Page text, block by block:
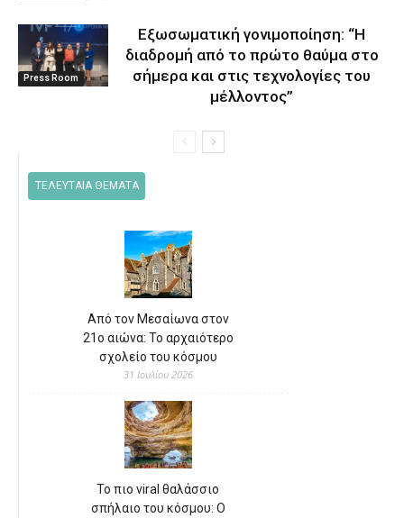
Press Room
Eξωσωματική γονιμοποίηση: “Η
διαδρομή από το πρώτο θαύμα στο
σήμερα και στις τεχνολογίες του
μέλλοντος’’
ΤΕΛΕΥΤΑΙΑ ΘΕΜΑΤΑ
Από τον Μεσαίωνα στον
21ο αιώνα: Το αρχαιότερο
σχολείο του κόσμου
31 Ιουλίου 2026
Το πιο viral θαλάσσιο
σπήλαιο του κόσμου: Ο